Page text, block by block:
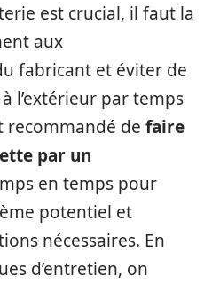
est crucial, il faut la
aux
fabricant et éviter de
l’extérieur par temps
recommandé de faire
par un
en temps pour
potentiel et
nécessaires. En
d’entretien, on